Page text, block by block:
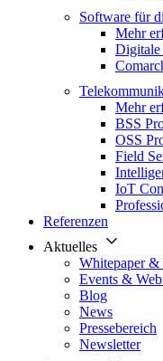
Software für
Mehr
Digitale
Mehr
BSS
OSS
Field
IoT
Referenzen
Aktuelles
Whitepaper &
Events &
Blog
News
Pressebereich
Newsletter